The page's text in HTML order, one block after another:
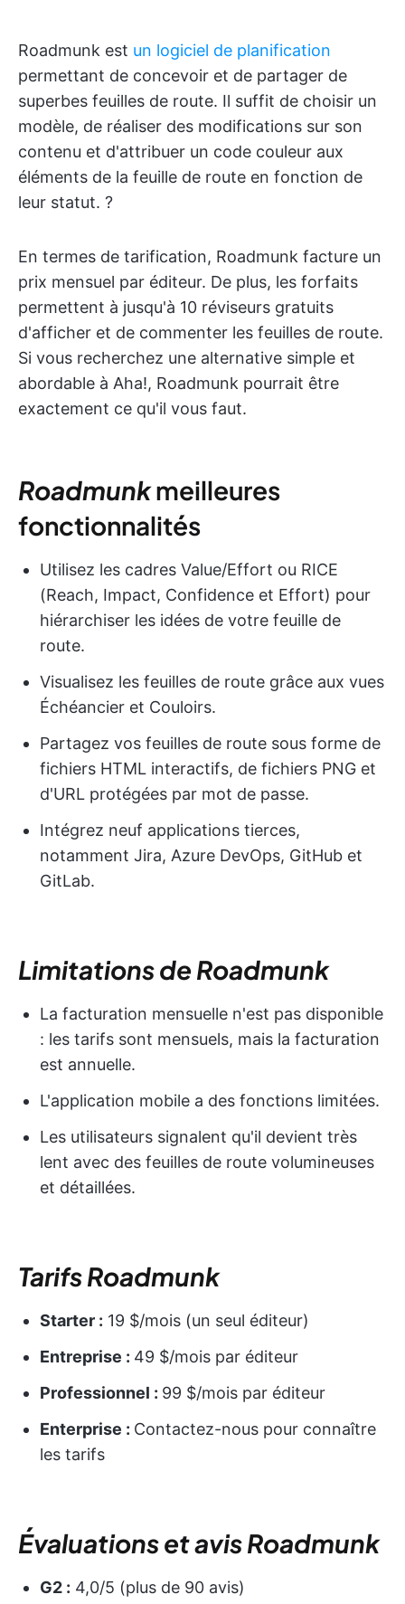
Roadmunk est un logiciel de planification
permettant de concevoir et de partager de
superbes feuilles de route. Il suffit de choisir un
modèle, de réaliser des modifications sur son
contenu et d'attribuer un code couleur aux
éléments de la feuille de route en fonction de
leur statut. ?
En termes de tarification, Roadmunk facture un
prix mensuel par éditeur. De plus, les forfaits
permettent à jusqu'à 10 réviseurs gratuits
d'afficher et de commenter les feuilles de route.
Si vous recherchez une alternative simple et
abordable à Aha!, Roadmunk pourrait être
exactement ce qu'il vous faut.
Roadmunkmeilleures
fonctionnalités
Utilisez les cadres Value/Effort ou RICE
(Reach, Impact, Confidence et Effort) pour
hiérarchiser les idées de votre feuille de
route.
Visualisez les feuilles de route grâce aux vues
Échéancier et Couloirs.
Partagez vos feuilles de route sous forme de
fichiers HTML interactifs, de fichiers PNG et
d'URL protégées par mot de passe.
Intégrez neuf applications tierces,
notamment Jira, Azure DevOps, GitHub et
GitLab.
Limitations de Roadmunk
La facturation mensuelle n'est pas disponible
: les tarifs sont mensuels, mais la facturation
est annuelle.
L'application mobile a des fonctions limitées.
Les utilisateurs signalent qu'il devient très
lent avec des feuilles de route volumineuses
et détaillées.
Tarifs Roadmunk
Starter : 19 $/mois (un seul éditeur)
Entreprise : 49 $/mois par éditeur
Professionnel : 99 $/mois par éditeur
Enterprise : Contactez-nous pour connaître
les tarifs
Évaluations et avis Roadmunk
G2 : 4,0/5 (plus de 90 avis)